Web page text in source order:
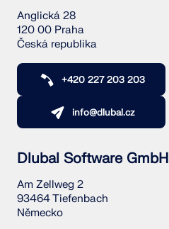
Anglická 28
120 00 Praha
Česká republika
+420 227 203 203
info@dlubal.cz
Dlubal Software GmbH
Am Zellweg 2
93464 Tiefenbach
Německo